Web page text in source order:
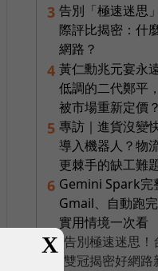
3 告別「極速迷思
際評比揭密：什
網路？
4 黃仁勳兆元宴永
低調的二代鄭平
被市場重新定價？
5 專訪｜進貨沒變
導入機器人？物
更棘手的缺工難
6 Gemini Spark完
Gmail、自動跑
實用情境一次看
PR
告別極速迷思！
雙冠揭密好網路
X